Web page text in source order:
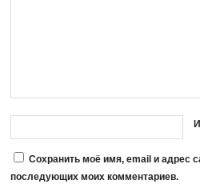
Сохранить моё имя, email и адрес
последующих моих комментариев.